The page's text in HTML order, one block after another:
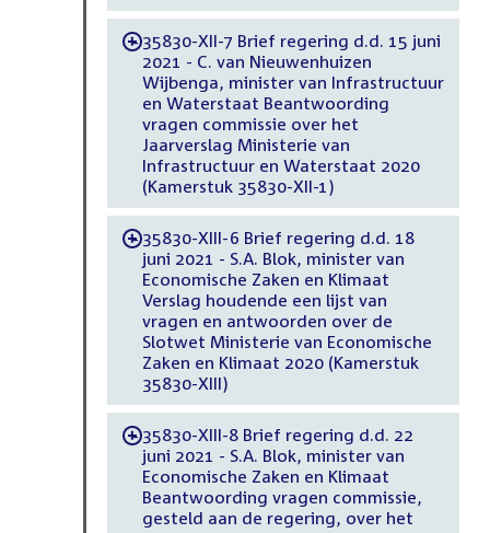
-35830-XII-7 Brief regering d.d. 15 juni
2021 - C. van Nieuwenhuizen
Wijbenga, minister van Infrastructuur
en Waterstaat Beantwoording
vragen commissie over het
Jaarverslag Ministerie van
Infrastructuur en Waterstaat 2020
(Kamerstuk 35830-XII-1)
-35830-XIII-6 Brief regering d.d. 18
juni 2021 - S.A. Blok, minister van
Economische Zaken en Klimaat
Verslag houdende een lijst van
vragen en antwoorden over de
Slotwet Ministerie van Economische
Zaken en Klimaat 2020 (Kamerstuk
35830-XIII)
-35830-XIII-8 Brief regering d.d. 22
juni 2021 - S.A. Blok, minister van
Economische Zaken en Klimaat
Beantwoording vragen commissie,
gesteld aan de regering, over het